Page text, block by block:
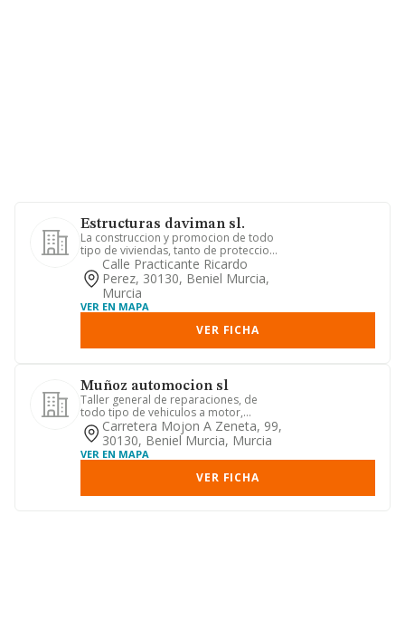
Estructuras daviman sl.
La construccion y promocion de todo
tipo de viviendas, tanto de proteccion
oficial como de pomocion...
Calle Practicante Ricardo
Perez, 30130, Beniel Murcia,
Murcia
VER EN MAPA
VER FICHA
Muñoz automocion sl
Taller general de reparaciones, de
todo tipo de vehiculos a motor,
comercio y reparacion de neumati...
Carretera Mojon A Zeneta, 99,
30130, Beniel Murcia, Murcia
VER EN MAPA
VER FICHA